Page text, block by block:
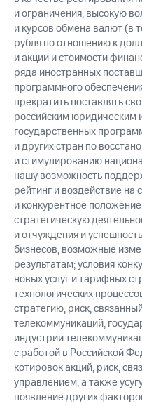
и ограничения; высокую
и курсов обмена валют (в
рубля по отношению к
и акции и стоимости
ряда иностранных
программного
прекратить поставлять
российским юридическим
государственных
и других стран по
и стимулированию
нашу возможность
рейтинг и воздействие
и конкурентное
стратегическую
и отчуждения и
бизнесов; возможные
результатам; условия
новых услуг и тарифных
технологических
стратегию; риск,
телекоммуникаций,
индустрии
с работой в Российской
котировок акций; риск,
управлением, а также
появление других